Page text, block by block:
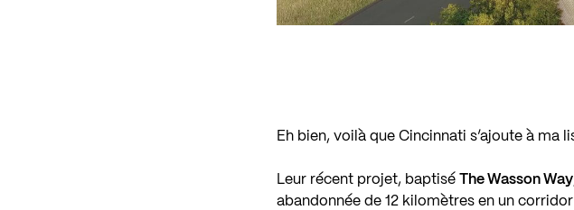
Eh bien, voilà que Cincinnati s’ajoute à ma
Leur récent projet, baptisé The Wasson Way
abandonnée de 12 kilomètres en un